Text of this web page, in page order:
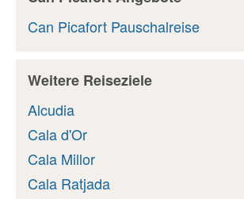
Can Picafort Pauschalreise
Weitere Reiseziele
Alcudia
Cala d'Or
Cala Millor
Cala Ratjada